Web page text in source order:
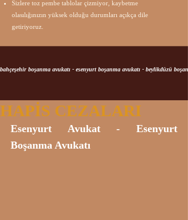
Sizlere toz pembe tablolar çizmiyor, kaybetme
olasılığınızın yüksek olduğu durumları açıkça dile
getiriyoruz.
bahçeşehir boşanma avukatı - esenyurt boşanma avukatı - beylikdüzü
HAPİS CEZALARI
Esenyurt Avukat - Esenyurt
Boşanma Avukatı